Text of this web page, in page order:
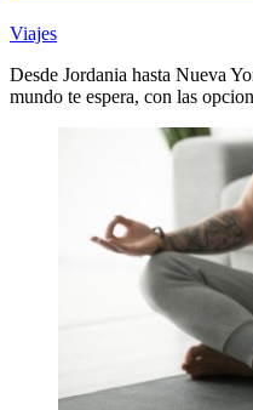
Viajes
Desde Jordania hasta Nueva
mundo te espera, con las